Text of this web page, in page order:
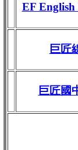
EF
巨匠
巨匠國